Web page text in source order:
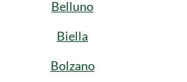
Belluno
Biella
Bolzano